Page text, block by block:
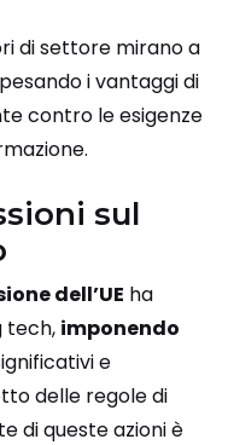
di settore mirano a
i vantaggi di
contro le esigenze
sul
dell’UE ha
tech, imponendo
e
delle regole di
di queste azioni è